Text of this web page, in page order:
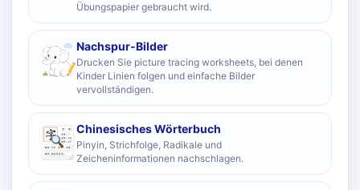
Übungspapier gebraucht wird.
Nachspur-Bilder
Drucken Sie picture tracing worksheets, bei denen
Kinder Linien folgen und einfache Bilder
vervollständigen.
Chinesisches Wörterbuch
Pinyin, Strichfolge, Radikale und
Zeicheninformationen nachschlagen.